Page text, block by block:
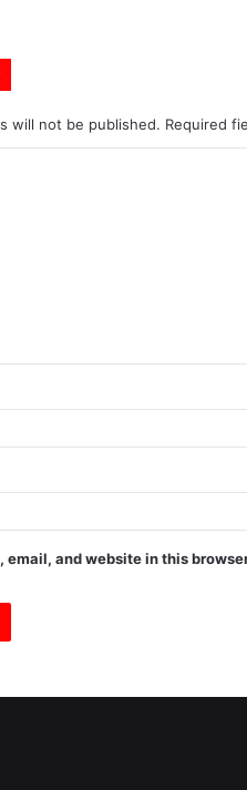
will not be published. Required
email, and website in this